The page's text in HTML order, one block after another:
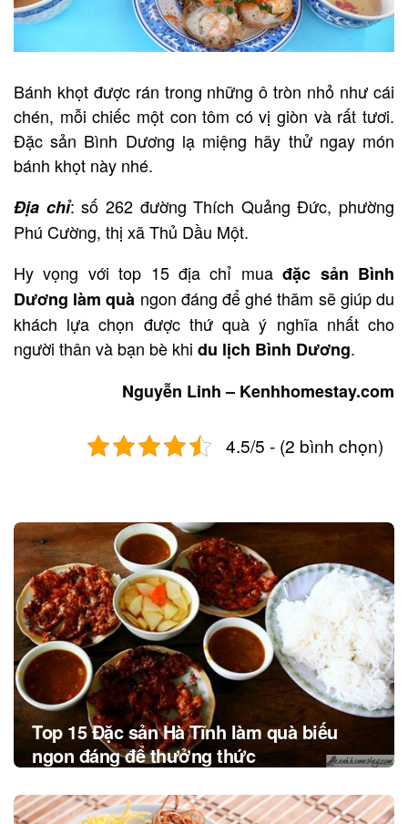
Bánh khọt được rán trong những ô tròn nhỏ như cái
chén, mỗi chiếc một con tôm có vị giòn và rất tươi.
Đặc sản Bình Dương lạ miệng hãy thử ngay món
bánh khọt này nhé.
Địa chỉ: số 262 đường Thích Quảng Đức, phường
Phú Cường, thị xã Thủ Dầu Một.
Hy vọng với top 15 địa chỉ muađặc sản Bình
Dương làm quà ngon đáng để ghé thăm sẽ giúp du
khách lựa chọn được thứ quà ý nghĩa nhất cho
người thân và bạn bè khi du lịch Bình Dương.
Nguyễn Linh – Kenhhomestay.com
4.5/5 - (2 bình chọn)
Post
navigation
Top 15 Đặc sản Hà Tĩnh làm quà biếu
ngon đáng để thưởng thức